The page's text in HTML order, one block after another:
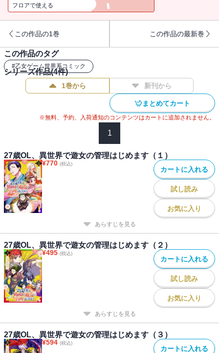
22話掲載分）
フロアで使える
この作品の1巻 この作品の最新巻
この作品のタグ
#乙女ゲーム世界系コミック
シリーズ作品(4件)
1巻から 新刊から
まとめてカート
※無料、予約、入荷通知のコンテンツはカートに追加されません。
1
27歳OL、異世界で遊女の管理はじめます（１）
¥770 (税込)
カートに入れる
試し読み
お気に入り
あらすじを見る
27歳OL、異世界で遊女の管理はじめます（２）
¥495 (税込)
カートに入れる
試し読み
お気に入り
あらすじを見る
27歳OL、異世界で遊女の管理はじめます（３）
¥594 (税込)
カートに入れる